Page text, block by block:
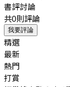
書評討論
共0則評論
我要評論
精選
最新
熱門
打賞